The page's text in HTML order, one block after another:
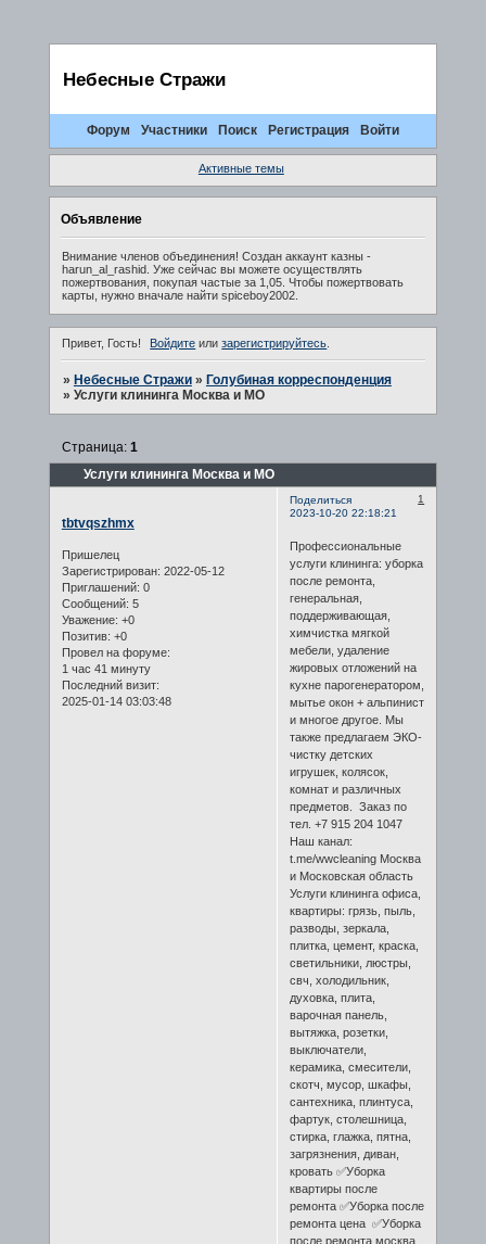
Небесные Стражи
Форум Участники Поиск Регистрация Войти
Активные темы
Объявление
Внимание членов объединения! Создан аккаунт казны -
harun_al_rashid. Уже сейчас вы можете осуществлять
пожертвования, покупая частые за 1,05. Чтобы пожертвовать
карты, нужно вначале найти spiceboy2002.
Привет, Гость! Войдите илизарегистрируйтесь
» Небесные Стражи » Голубиная корреспонденция
» Услуги клининга Москва и МО
Услуги клининга Москва и МО
Страница: 1
Поделиться
1
2023-10-20 22:18:21
tbtvqszhmx
Пришелец
Зарегистрирован: 2022-05-12
Приглашений: 0
Сообщений: 5
Уважение: +0
Позитив: +0
Провел на форуме:
1 час 41 минуту
Последний визит:
2025-01-14 03:03:48
Профессиональные
услуги клининга: уборка
после ремонта,
генеральная,
поддерживающая,
химчистка мягкой
мебели, удаление
жировых отложений на
кухне парогенератором,
мытье окон + альпинист
и многое другое. Мы
также предлагаем ЭКО-
чистку детских
игрушек, колясок,
комнат и различных
предметов. Заказ по
тел. +7 915 204 1047
Наш канал:
t.me/wwcleaning Москва
и Московская область
Услуги клининга офиса,
квартиры: грязь, пыль,
разводы, зеркала,
плитка, цемент, краска,
светильники, люстры,
свч, холодильник,
духовка, плита,
варочная панель,
вытяжка, розетки,
выключатели,
керамика, смесители,
скотч, мусор, шкафы,
сантехника, плинтуса,
фартук, столешница,
стирка, глажка, пятна,
загрязнения, диван,
кровать ✅Уборка
квартиры после
ремонта ✅Уборка после
ремонта цена ✅Уборка
после ремонта москва